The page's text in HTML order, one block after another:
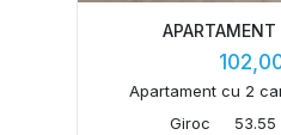
APARTAMENT
Apartament cu 2
Giroc
53.55